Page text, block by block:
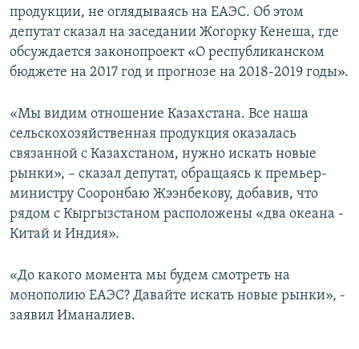
продукции, не оглядываясь на ЕАЭС. Об этом
депутат сказал на заседании Жогорку Кенеша, где
обсуждается законопроект «О республиканском
бюджете на 2017 год и прогнозе на 2018-2019 годы».
«Мы видим отношение Казахстана. Все наша
сельскохозяйственная продукция оказалась
связанной с Казахстаном, нужно искать новые
рынки», – сказал депутат, обращаясь к премьер-
министру Сооронбаю Жээнбекову, добавив, что
рядом с Кыргызстаном расположены «два океана -
Китай и Индия».
«До какого момента мы будем смотреть на
монополию ЕАЭС? Давайте искать новые рынки», -
заявил Иманалиев.